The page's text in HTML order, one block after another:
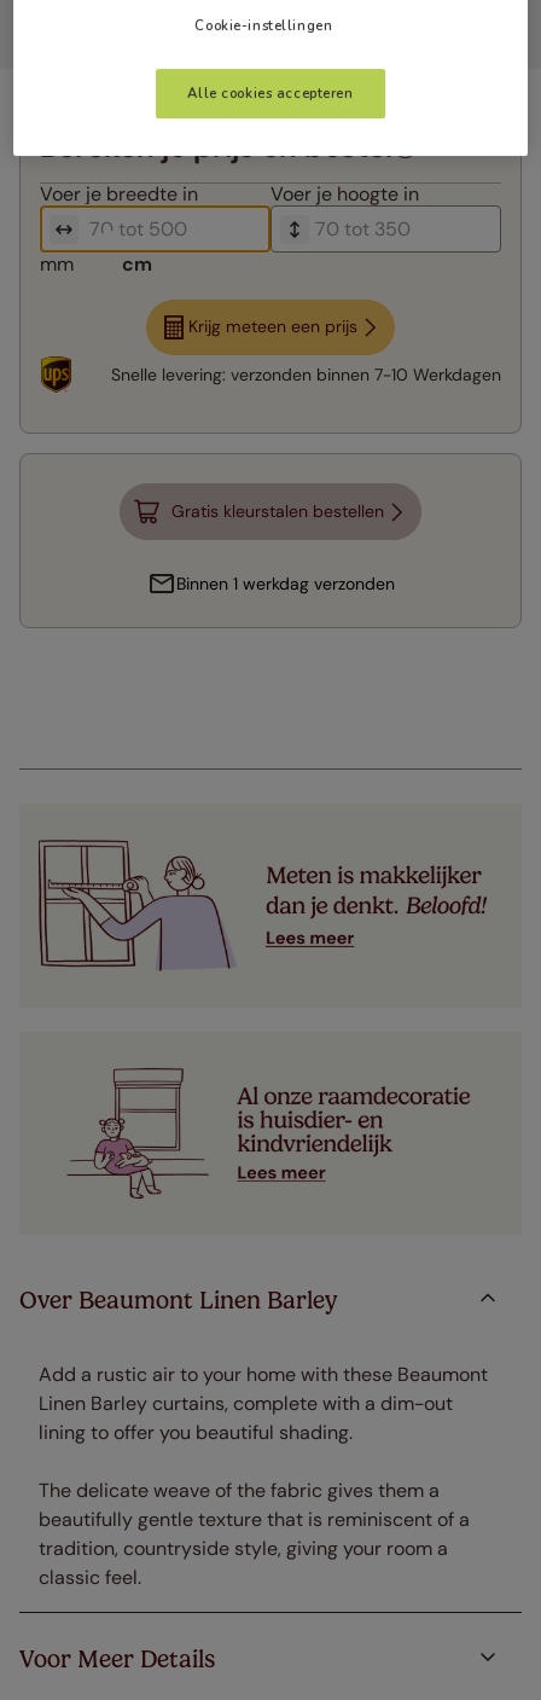
Bereken je prijs en bestel
Voer je breedte in Voer je hoogte in
mm cm
Krijg meteen een prijs
Snelle levering: verzonden binnen 7-10 Werkdagen
Gratis kleurstalen bestellen
Binnen 1 werkdag verzonden
Over Beaumont Linen Barley
Add a rustic air to your home with these Beaumont
Linen Barley curtains, complete with a dim-out
lining to offer you beautiful shading.
The delicate weave of the fabric gives them a
beautifully gentle texture that is reminiscent of a
tradition, countryside style, giving your room a
classic feel.
Voor Meer Details
Cookie-instellingen
Alle cookies accepteren